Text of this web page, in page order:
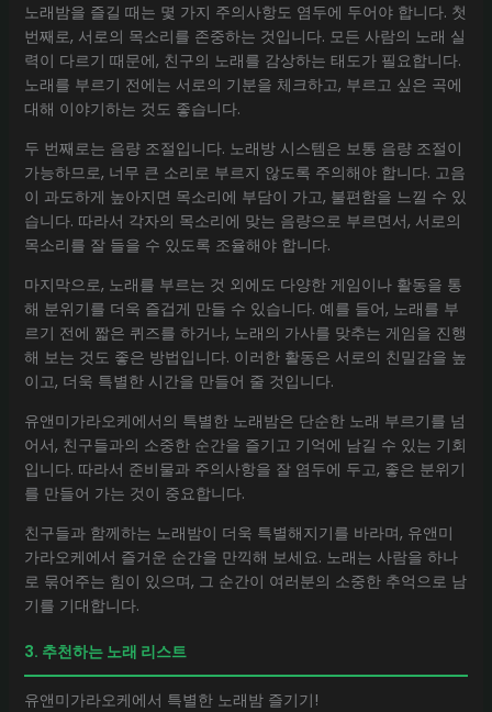
노래밤을 즐길 때는 몇 가지 주의사항도 염두에 두어야 합니다. 첫
번째로, 서로의 목소리를 존중하는 것입니다. 모든 사람의 노래 실
력이 다르기 때문에, 친구의 노래를 감상하는 태도가 필요합니다.
노래를 부르기 전에는 서로의 기분을 체크하고, 부르고 싶은 곡에
대해 이야기하는 것도 좋습니다.
두 번째로는 음량 조절입니다. 노래방 시스템은 보통 음량 조절이
가능하므로, 너무 큰 소리로 부르지 않도록 주의해야 합니다. 고음
이 과도하게 높아지면 목소리에 부담이 가고, 불편함을 느낄 수 있
습니다. 따라서 각자의 목소리에 맞는 음량으로 부르면서, 서로의
목소리를 잘 들을 수 있도록 조율해야 합니다.
마지막으로, 노래를 부르는 것 외에도 다양한 게임이나 활동을 통
해 분위기를 더욱 즐겁게 만들 수 있습니다. 예를 들어, 노래를 부
르기 전에 짧은 퀴즈를 하거나, 노래의 가사를 맞추는 게임을 진행
해 보는 것도 좋은 방법입니다. 이러한 활동은 서로의 친밀감을 높
이고, 더욱 특별한 시간을 만들어 줄 것입니다.
유앤미가라오케에서의 특별한 노래밤은 단순한 노래 부르기를 넘
어서, 친구들과의 소중한 순간을 즐기고 기억에 남길 수 있는 기회
입니다. 따라서 준비물과 주의사항을 잘 염두에 두고, 좋은 분위기
를 만들어 가는 것이 중요합니다.
친구들과 함께하는 노래밤이 더욱 특별해지기를 바라며, 유앤미
가라오케에서 즐거운 순간을 만끽해 보세요. 노래는 사람을 하나
로 묶어주는 힘이 있으며, 그 순간이 여러분의 소중한 추억으로 남
기를 기대합니다.
3. 추천하는 노래 리스트
유앤미가라오케에서 특별한 노래밤 즐기기!